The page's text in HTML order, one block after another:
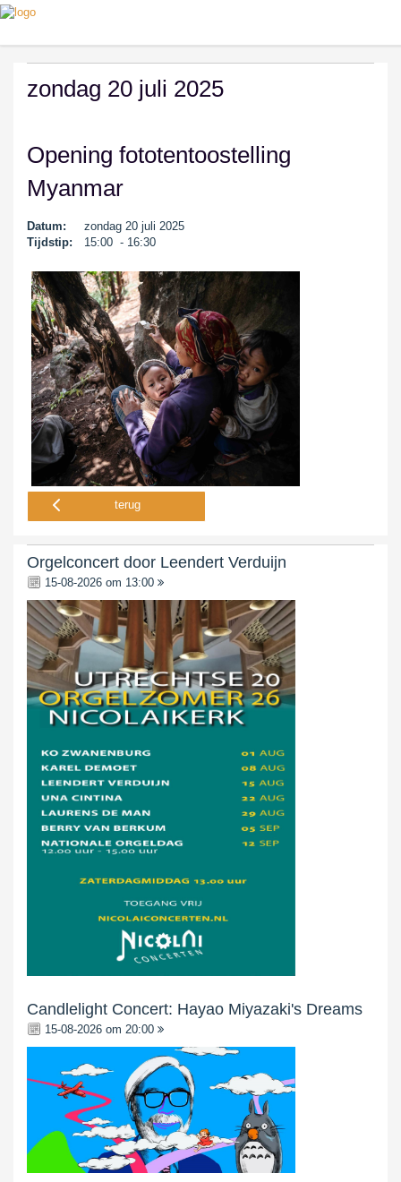
zondag 20 juli 2025
Opening fototentoostelling
Myanmar
Datum:
zondag 20 juli 2025
Tijdstip:
15:00 - 16:30
terug
Orgelconcert door Leendert Verduijn
15-08-2026 om 13:00
Candlelight Concert: Hayao Miyazaki's Dreams
15-08-2026 om 20:00